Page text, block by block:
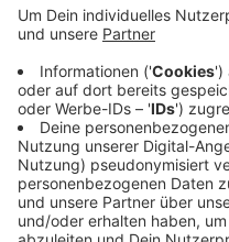
Ein Mann aus Heek
Psychiatrie
Menschen gefährdet.
vergangenen Tagen
durch sein Verhalten
klaute er dann zwei
der Flucht verletzte er
Weitere Beamte